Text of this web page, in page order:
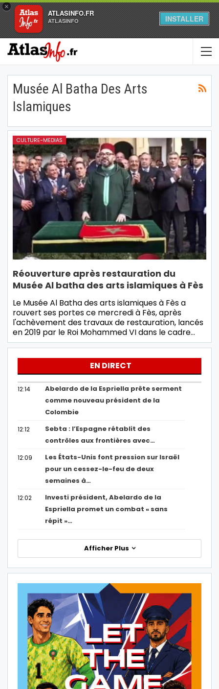
×
ATLASINFO.FR
ATLASINFO INSTALLER
Musée Al Batha Des Arts
Islamiques
CULTURE-MEDIAS
Réouverture après restauration du
Musée Al batha des arts islamiques à Fès
Le Musée Al Batha des arts islamiques à Fès a
rouvert ses portes ce mercredi à Fès, après
l'achèvement des travaux de restauration, lancés
en 2019 par le Roi Mohammed VI dans le cadre…
EN DIRECT
12:14
Abelardo de la Espriella prête serment
comme nouveau président de la
Colombie
12:12
Sebta : l’Espagne rétablit des
contrôles aux frontières avec…
12:09
Les États-Unis font pression sur Israël
pour un cessez-le-feu de deux
semaines à…
12:02
Investi président, Abelardo de la
Espriella promet un combat « sans
répit »…
Afficher Plus